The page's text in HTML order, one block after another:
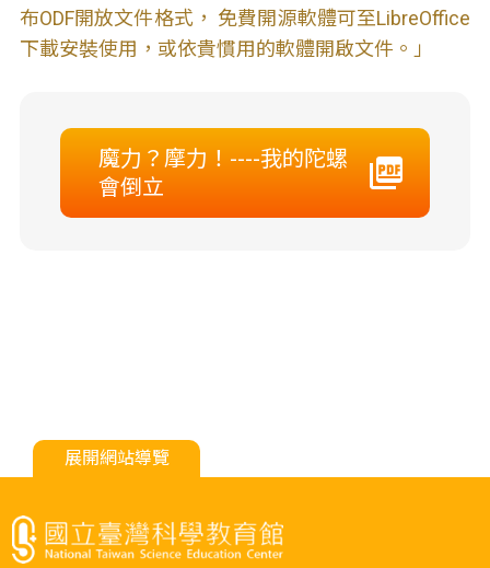
布ODF開放文件格式， 免費開源軟體可至LibreOffice
下載安裝使用，或依貴慣用的軟體開啟文件。」
魔力？摩力！----我的陀螺
會倒立
展開網站導覽